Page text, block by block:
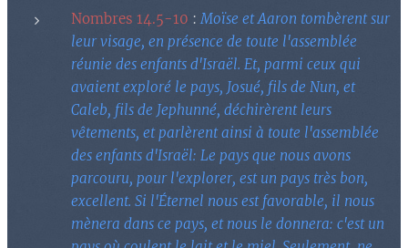
Nombres 14.5-10 :Moïse et Aaron tombèrent sur
leur visage, en présence de toute l'assemblée
réunie des enfants d'Israël. Et, parmi ceux qui
avaient exploré le pays, Josué, fils de Nun, et
Caleb, fils de Jephunné, déchirèrent leurs
vêtements, et parlèrent ainsi à toute l'assemblée
des enfants d'Israël: Le pays que nous avons
parcouru, pour l'explorer, est un pays très bon,
excellent. Si l'Éternel nous est favorable, il nous
mènera dans ce pays, et nous le donnera: c'est un